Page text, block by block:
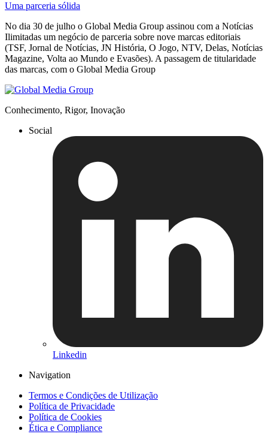
Uma parceria sólida
No dia 30 de julho o Global Media Group assinou com a Notícias
Ilimitadas um negócio de parceria sobre nove marcas editoriais
(TSF, Jornal de Notícias, JN História, O Jogo, NTV, Delas, Notícias
Magazine, Volta ao Mundo e Evasões). A passagem de titularidade
das marcas, com o Global Media Group
Conhecimento, Rigor, Inovação
Social
Linkedin
Navigation
Termos e Condições de Utilização
Política de Privacidade
Política de Cookies
Ética e Compliance